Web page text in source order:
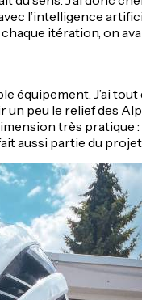
l’intelligence
itération, on
équipement. J’ai tout
peu le relief des
très pratique
aussi partie du